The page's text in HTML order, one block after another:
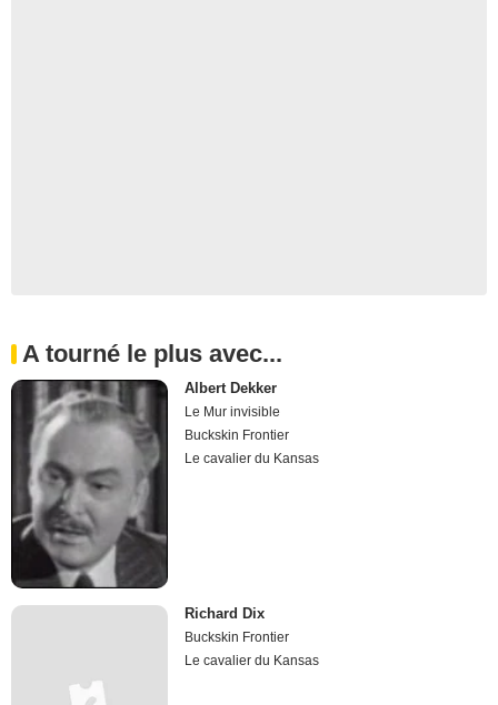
A tourné le plus avec...
Albert Dekker
Le Mur invisible
Buckskin Frontier
Le cavalier du Kansas
Richard Dix
Buckskin Frontier
Le cavalier du Kansas